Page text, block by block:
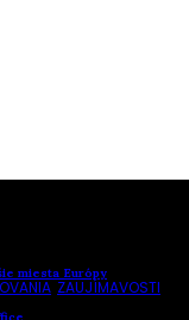
miesta Európy
ZAUJÍMAVOSTI